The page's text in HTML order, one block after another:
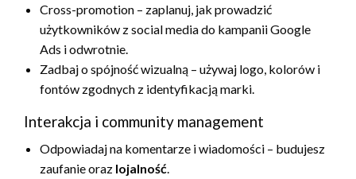
Cross-promotion – zaplanuj, jak prowadzić
użytkowników z social media do kampanii Google
Ads i odwrotnie.
Zadbaj o spójność wizualną – używaj logo, kolorów i
fontów zgodnych z identyfikacją marki.
Interakcja i community management
Odpowiadaj na komentarze i wiadomości – budujesz
zaufanie oraz lojalność.